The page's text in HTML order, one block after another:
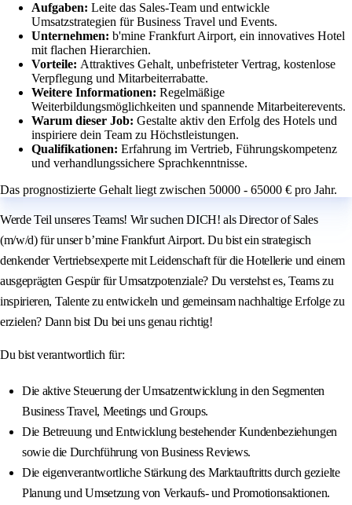
Aufgaben: Leite das Sales-Team und entwickle
Umsatzstrategien für Business Travel und Events.
Unternehmen: b'mine Frankfurt Airport, ein innovatives Hotel
mit flachen Hierarchien.
Vorteile: Attraktives Gehalt, unbefristeter Vertrag, kostenlose
Verpflegung und Mitarbeiterrabatte.
Weitere Informationen: Regelmäßige
Weiterbildungsmöglichkeiten und spannende Mitarbeiterevents.
Warum dieser Job: Gestalte aktiv den Erfolg des Hotels und
inspiriere dein Team zu Höchstleistungen.
Qualifikationen: Erfahrung im Vertrieb, Führungskompetenz
und verhandlungssichere Sprachkenntnisse.
Das prognostizierte Gehalt liegt zwischen 50000 - 65000 € pro Jahr.
Werde Teil unseres Teams! Wir suchen DICH! als Director of Sales
(m/w/d) für unser b’mine Frankfurt Airport. Du bist ein strategisch
denkender Vertriebsexperte mit Leidenschaft für die Hotellerie und einem
ausgeprägten Gespür für Umsatzpotenziale? Du verstehst es, Teams zu
inspirieren, Talente zu entwickeln und gemeinsam nachhaltige Erfolge zu
erzielen? Dann bist Du bei uns genau richtig!
Du bist verantwortlich für:
Die aktive Steuerung der Umsatzentwicklung in den Segmenten
Business Travel, Meetings und Groups.
Die Betreuung und Entwicklung bestehender Kundenbeziehungen
sowie die Durchführung von Business Reviews.
Die eigenverantwortliche Stärkung des Marktauftritts durch gezielte
Planung und Umsetzung von Verkaufs- und Promotionsaktionen.